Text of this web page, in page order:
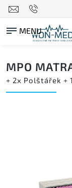
MPO
+ 2x Polštářek +